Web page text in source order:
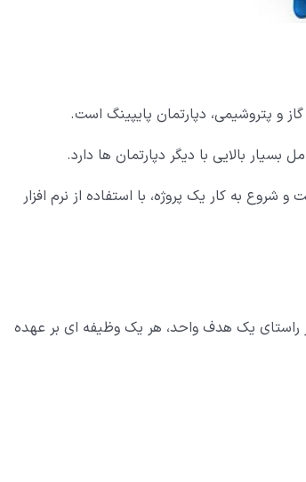
و پتروشیمی، دپارتمان پایپینگ است.
بالایی با دیگر دپارتمان ها دارد.
به کار یک پروژه، با استفاده از نرم افزار
راستای یک هدف واحد، هر یک وظیفه ای بر عهده